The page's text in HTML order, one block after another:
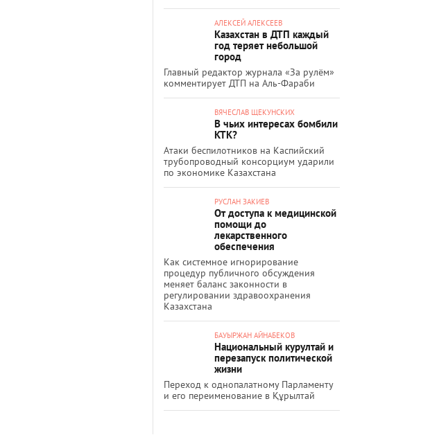
АЛЕКСЕЙ АЛЕКСЕЕВ
Казахстан в ДТП каждый
год теряет небольшой
город
Главный редактор журнала «За рулём»
комментирует ДТП на Аль-Фараби
ВЯЧЕСЛАВ ЩЕКУНСКИХ
В чьих интересах бомбили
КТК?
Атаки беспилотников на Каспийский
трубопроводный консорциум ударили
по экономике Казахстана
РУСЛАН ЗАКИЕВ
От доступа к медицинской
помощи до
лекарственного
обеспечения
Как системное игнорирование
процедур публичного обсуждения
меняет баланс законности в
регулировании здравоохранения
Казахстана
БАУЫРЖАН АЙНАБЕКОВ
Национальный курултай и
перезапуск политической
жизни
Переход к однопалатному Парламенту
и его переименование в Құрылтай